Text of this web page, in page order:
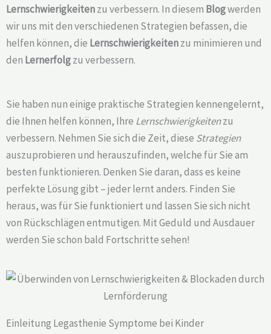
Lernschwierigkeitenzu verbessern. In diesem Blogwerden
wir uns mit den verschiedenen Strategien befassen, die
helfen können, die Lernschwierigkeitenzu minimieren und
den Lernerfolgzu verbessern.
Sie haben nun einige praktische Strategien kennengelernt,
die Ihnen helfen können, Ihre Lernschwierigkeitenzu
verbessern. Nehmen Sie sich die Zeit, diese Strategien
auszuprobieren und herauszufinden, welche für Sie am
besten funktionieren. Denken Sie daran, dass es keine
perfekte Lösung gibt – jeder lernt anders. Finden Sie
heraus, was für Sie funktioniert und lassen Sie sich nicht
von Rückschlägen entmutigen. Mit Geduld und Ausdauer
werden Sie schon bald Fortschritte sehen!
Einleitung Legasthenie Symptome bei Kinder